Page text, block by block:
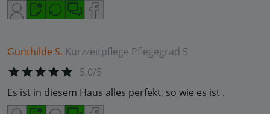
Gunthilde S. Kurzzeitpflege Pflegegrad 5
5,0/5
Es ist in diesem Haus alles perfekt, so wie es ist .